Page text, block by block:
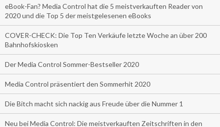
eBook-Fan? Media Control hat die 5 meistverkauften Reader von
2020 und die Top 5 der meistgelesenen eBooks
COVER-CHECK: Die Top Ten Verkäufe letzte Woche an über 200
Bahnhofskiosken
Der Media Control Sommer-Bestseller 2020
Media Control präsentiert den Sommerhit 2020
Die Bitch macht sich nackig aus Freude über die Nummer 1
Neu bei Media Control: Die meistverkauften Zeitschriften in den